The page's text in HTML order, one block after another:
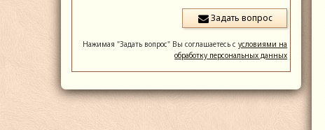
Нажимая "Задать вопрос" Вы соглашаетесь сусловиями на
обработку персональных данных